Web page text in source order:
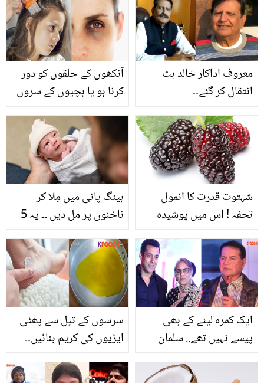
آنکھوں کے حلقوں کو دور
کرنا ہو یا بچیوں کے سروں
ایسی ٹپس جو روزمرہ کی
زندگی میں آپ کے بھی کام
آسکتی ہیں
معروف اداکار خالد بٹ
انتقال کر گئے۔۔
ہینگ پانی میں مِلا کر
ناخنوں پر مل دیں ۔۔ یہ 5
نومولود بچے کی پہلی
سردی آسان بنائیں
شہتوت قدرت کا انمول
تحفہ ! اس میں پوشیدہ
سرسوں کے تیل سے پھٹی
ایڑیوں کی کریم بنائیں۔۔
لئے سستی کریم بنانے کا
ایک کمرہ لینے کے بھی
پیسے نہیں تھے.. سلمان
کرنے پر سلیم خان مسائل